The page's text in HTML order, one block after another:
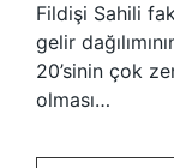
Fildişi Sahili
gelir
20’sinin çok
olması…